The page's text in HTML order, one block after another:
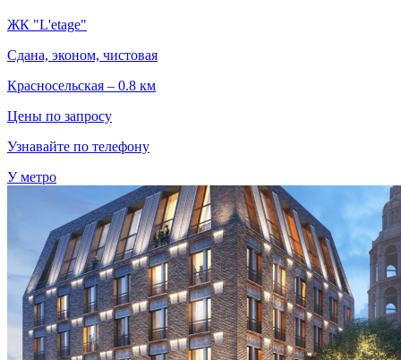
ЖК "L'etage"
Сдана, эконом, чистовая
Красносельская – 0.8 км
Цены по запросу
Узнавайте по телефону
У метро